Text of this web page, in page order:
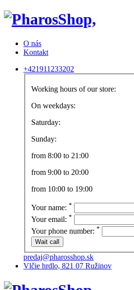
O nás
Kontakt
+421911233202
Working hours of our store:
On weekdays:
Saturday:
Sunday:
from 8:00 to 21:00
from 9:00 to 20:00
from 10:00 to 19:00
Your name: *
Your email: *
Your phone number: *
predaj@pharosshop.sk
Vlčie hrdlo, 821 07 Ružinov